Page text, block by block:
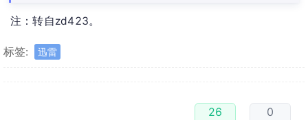
注：转自zd423。
标签: 迅雷
26 0